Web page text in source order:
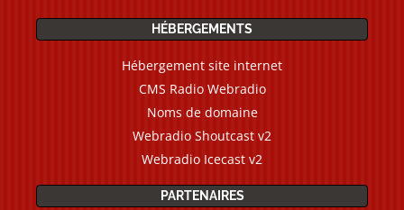
HÉBERGEMENTS
Hébergement site internet
CMS Radio Webradio
Noms de domaine
Webradio Shoutcast v2
Webradio Icecast v2
PARTENAIRES